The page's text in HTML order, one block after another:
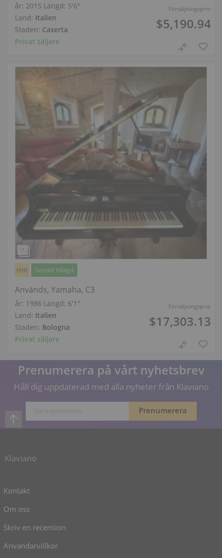
Försäljningspris:
$5,190.94
år: 2015 Längd: 5′6″
Land: Italien
Staden: Caserta
Privat säljare
Försäljningspris:
$17,303.13
Hot Senast tillagd
Används, Yamaha, C3
år: 1986 Längd: 6′1″
Land: Italien
Staden: Bologna
Privat säljare
Prenumerera på vårt nyhetsbrev
Håll dig uppdaterad med alla nyheter från Klaviano
Klaviano
Kontakt
Om oss
Skriv en recension
Användarvillkor